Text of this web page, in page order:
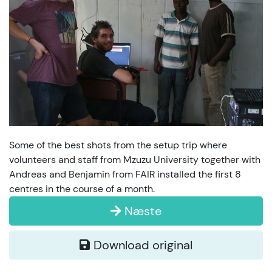
Some of the best shots from the setup trip where
volunteers and staff from Mzuzu University together with
Andreas and Benjamin from FAIR installed the first 8
centres in the course of a month.
Næste
Download original